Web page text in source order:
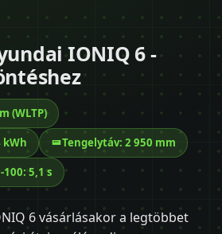
IONIQ 6 -
(WLTP)
kWh Tengelytáv: 2 950 mm
100: 5,1 s
6 vásárlásakor a legtöbbet